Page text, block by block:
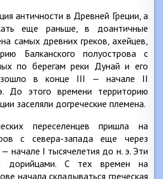
античности в Древней Греции, а
еще раньше, в доантичные
самых древних греков, ахейцев,
Балканского полуострова с
по берегам реки Дунай и его
в конце III — начале II
До этого времени территорию
заселяли догреческие племена.
переселенцев пришла на
с севера-запада еще через
начале I тысячелетия до н. э. Эти
дорийцами. С тех времен на
начала складываться греческая